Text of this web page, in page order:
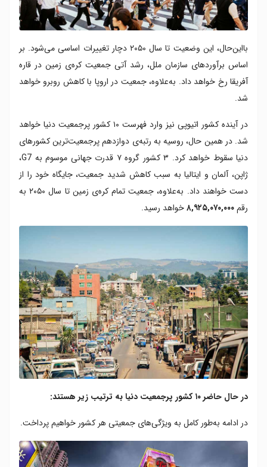
بااین‌حال، این وضعیت تا سال ۲۰۵۰ دچار تغییرات اساسی می‌شود. بر
اساس برآوردهای سازمان ملل، رشد آتی جمعیت کره‌ی زمین در قاره
آفریقا رخ خواهد داد. به‌علاوه، جمعیت در اروپا با کاهش روبرو خواهد
شد.
در آینده کشور اتیوپی نیز وارد فهرست ۱۰ کشور پرجمعیت دنیا خواهد
شد. در همین حال، روسیه به رتبه‌ی دوازدهم پرجمعیت‌ترین کشورهای
دنیا سقوط خواهد کرد. ۳ کشور گروه ۷ قدرت جهانی موسوم به G7،
ژاپن، آلمان و ایتالیا به سبب کاهش شدید جمعیت، جایگاه خود را از
دست خواهند داد. به‌علاوه، جمعیت تمام کره‌ی زمین تا سال ۲۰۵۰ به
رقم۸,۹۲۵,۰۷۰,۰۰۰خواهد رسید.
در حال حاضر ۱۰ کشور پرجمعیت دنیا به ترتیب زیر هستند:
در ادامه به‌طور کامل به ویژگی‌های جمعیتی هر کشور خواهیم پرداخت.